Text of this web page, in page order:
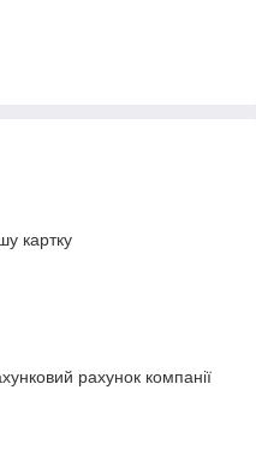
картку
рахунок компанії